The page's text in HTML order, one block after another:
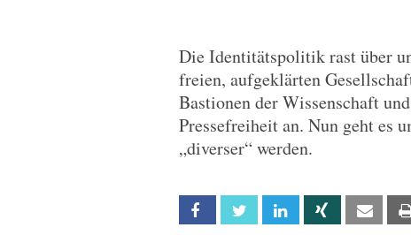
Die Identitätspolitik rast über
freien, aufgeklärten
Bastionen der Wissenschaft
Pressefreiheit an. Nun geht es
„diverser“ werden.
Facebook Twitter Linkedin Xing Email